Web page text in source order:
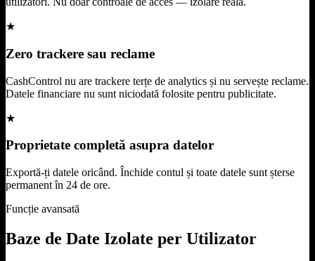
★
Zero trackere sau reclame
CashControl nu are trackere terțe de analytics și nu servește reclame.
Datele financiare nu sunt niciodată folosite pentru publicitate.
★
Proprietate completă asupra datelor
Exportă-ți datele oricând. Închide contul și toate datele sunt șterse
permanent în 24 de ore.
Funcție avansată
Baze de Date Izolate per Utilizator